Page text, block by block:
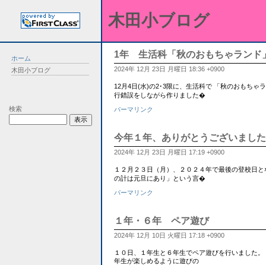
ホーム
木田小ブログ
検索
木田小ブログ
1年 生活科「秋のおもちゃランド
2024年 12月 23日 月曜日 18:36 +0900
12月4日(水)の2･3限に、生活科で 「秋のおもちゃ
行錯誤をしながら作りました�
パーマリンク
今年１年、ありがとうございまし
2024年 12月 23日 月曜日 17:19 +0900
１２月２３日（月）、２０２４年で最後の登校日
の計は元旦にあり」という言�
パーマリンク
１年・６年 ペア遊び
2024年 12月 10日 火曜日 17:18 +0900
１０日、１年生と６年生でペア遊びを行いました
年生が楽しめるように遊びの